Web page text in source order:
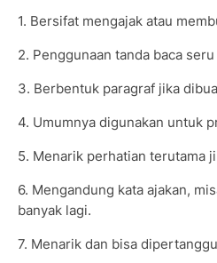
1. Bersifat mengajak atau
2. Penggunaan tanda baca
3. Berbentuk paragraf jika
4. Umumnya digunakan untuk
5. Menarik perhatian terutama
6. Mengandung kata ajakan,
banyak lagi.
7. Menarik dan bisa